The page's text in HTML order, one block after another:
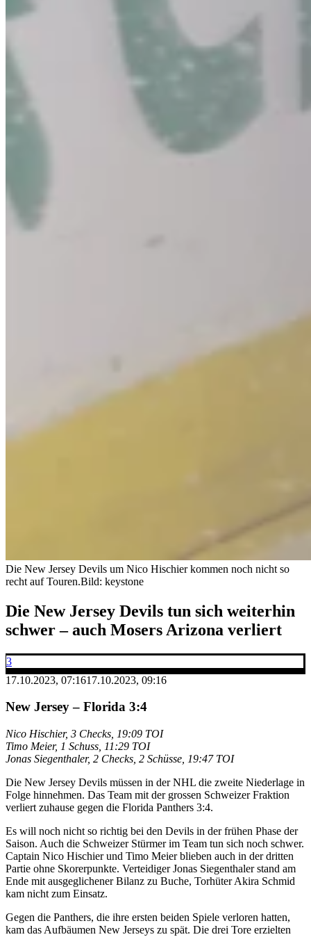
Die New Jersey Devils um Nico Hischier kommen noch nicht so
recht auf Touren.Bild: keystone
Die New Jersey Devils tun sich weiterhin
schwer – auch Mosers Arizona verliert
3
17.10.2023, 07:1617.10.2023, 09:16
New Jersey – Florida 3:4
Nico Hischier, 3 Checks, 19:09 TOI
Timo Meier, 1 Schuss, 11:29 TOI
Jonas Siegenthaler, 2 Checks, 2 Schüsse, 19:47 TOI​
Die New Jersey Devils müssen in der NHL die zweite Niederlage in
Folge hinnehmen. Das Team mit der grossen Schweizer Fraktion
verliert zuhause gegen die Florida Panthers 3:4.
Es will noch nicht so richtig bei den Devils in der frühen Phase der
Saison. Auch die Schweizer Stürmer im Team tun sich noch schwer.
Captain Nico Hischier und Timo Meier blieben auch in der dritten
Partie ohne Skorerpunkte. Verteidiger Jonas Siegenthaler stand am
Ende mit ausgeglichener Bilanz zu Buche, Torhüter Akira Schmid
kam nicht zum Einsatz.
Gegen die Panthers, die ihre ersten beiden Spiele verloren hatten,
kam das Aufbäumen New Jerseys zu spät. Die drei Tore erzielten